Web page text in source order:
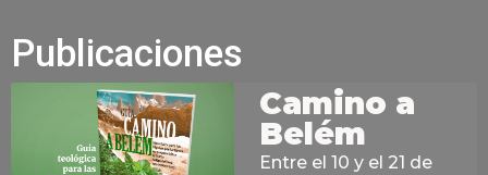
Publicaciones
Camino a
Belém
Entre el 10 y el 21 de